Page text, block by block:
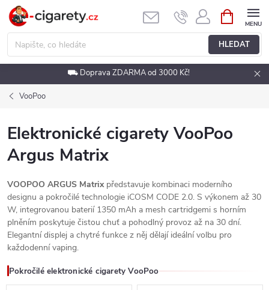
Přejít
obsah
HLEDAT
NÁKUPNÍ
KOŠÍK
⛟ Doprava ZDARMA od 3000 Kč!
VooPoo
Elektronické cigarety VooPoo
Argus Matrix
VOOPOO ARGUS Matrixpředstavuje kombinaci moderního
designu a pokročilé technologie iCOSM CODE 2.0. S výkonem až 30
W, integrovanou baterií 1350 mAh a mesh cartridgemi s horním
plněním poskytuje čistou chuť a pohodlný provoz až na 30 dní.
Elegantní displej a chytré funkce z něj dělají ideální volbu pro
každodenní vaping.
Pokročilé elektronické cigarety VooPoo